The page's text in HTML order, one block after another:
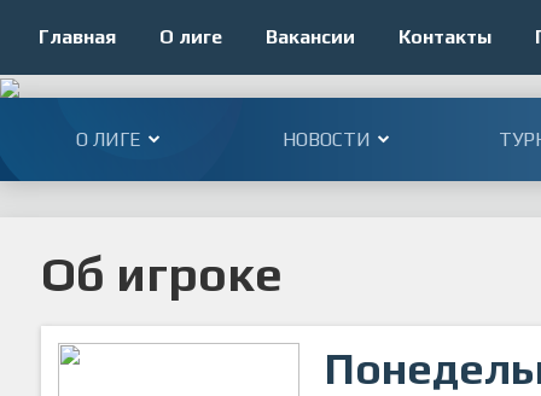
Главная О лиге Вакансии Контакты
О ЛИГЕ НОВОСТИ
Об игроке